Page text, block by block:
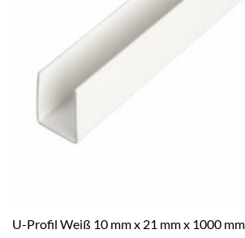
U-Profil Weiß 10 mm x 21 mm x 1000 mm